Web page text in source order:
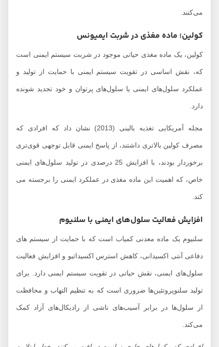
می‌کنند.
کولین؛ ماده مغذی در شربت ایمیونس
کولین، یک ماده مغذی حیاتی موجود در شربت سیستم ایمنی است
که، نقش اساسی در تقویت سیستم ایمنی با حمایت از تولید و
عملکرد سلول‌های ایمنی یا سلول‌های پرتوان و خود تجدید شونده
مجله آمریکایی تغذیه بالینی (2013) نشان داد که افرادی که
مصرف کولین بالاتری داشتند، از پاسخ ایمنی قابل توجهی قوی‌تری
برخوردار بودند، با افزایش 25 درصدی در تولید سلول‌های ایمنی
خاص، که اهمیت این ماده مغذی در عملکرد ایمنی را برجسته می
افزایش فعالیت سلول‌های ایمنی با سلنیوم
سلنیوم یک ماده معدنی کمیاب است که با حمایت از سیستم های
دفاعی آنتی اکسیدانی، کاهش استرس اکسیداتیو و افزایش فعالیت
سلول‌های ایمنی، نقش حیاتی در تقویت سیستم ایمنی دارد. برای
تولید سلنوپروتئین‌ها ضروری است که به تنظیم التهاب و محافظت
از سلول‌ها در برابر آسیب‌های ناشی از رادیکال‌های آزاد کمک
می‌کند.